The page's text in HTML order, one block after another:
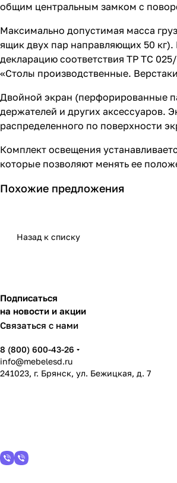
общим центральным замком с
Максимально допустимая масса
ящик двух пар направляющих 50 кг).
декларацию соответствия ТР ТС
«Столы производственные.
Двойной экран (перфорированные
держателей и других аксессуаров.
распределенного по поверхности
Комплект освещения
которые позволяют менять ее
Похожие предложения
Назад к списку
Подписаться
на новости и акции
Связаться с нами
8 (800) 600-43-26
info@mebelesd.ru
241023, г. Брянск, ул. Бежицкая, д. 7